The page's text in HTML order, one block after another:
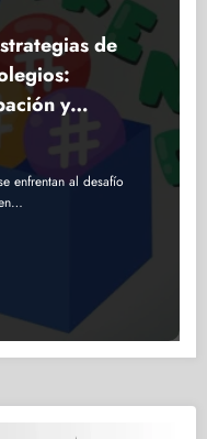
de
y
enfrentan al desafío